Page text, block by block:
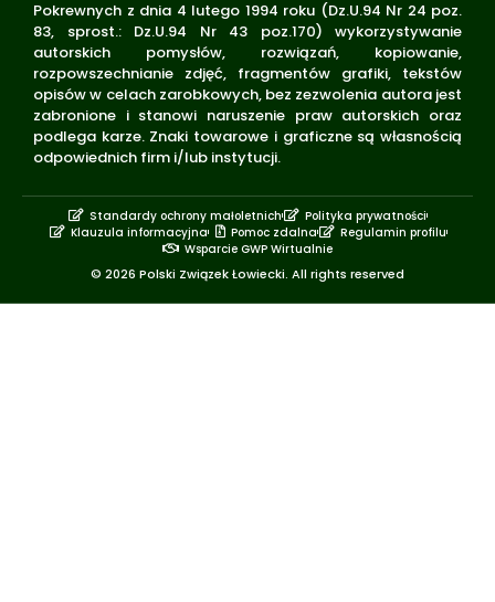
Pokrewnych z dnia 4 lutego 1994 roku (Dz.U.94 Nr 24 poz.
83, sprost.: Dz.U.94 Nr 43 poz.170) wykorzystywanie
autorskich pomysłów, rozwiązań, kopiowanie,
rozpowszechnianie zdjęć, fragmentów grafiki, tekstów
opisów w celach zarobkowych, bez zezwolenia autora jest
zabronione i stanowi naruszenie praw autorskich oraz
podlega karze. Znaki towarowe i graficzne są własnością
odpowiednich firm i/lub instytucji.
© 2026 Polski Związek Łowiecki. All rights reserved
Standardy ochrony małoletnich
Polityka prywatności
Klauzula informacyjna
Pomoc zdalna
Regulamin profilu
Wsparcie GWP Wirtualnie